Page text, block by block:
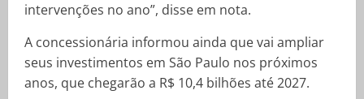
intervenções no ano”, disse em nota.
A concessionária informou ainda que vai ampliar
seus investimentos em São Paulo nos próximos
anos, que chegarão a R$ 10,4 bilhões até 2027.